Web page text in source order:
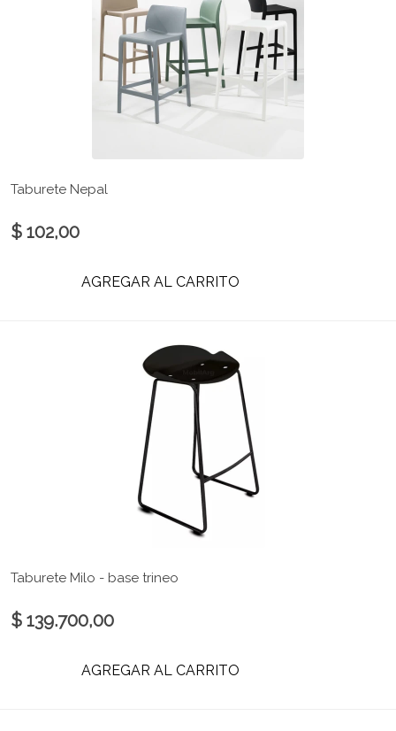
Taburete Nepal
$ 102,00
AGREGAR AL CARRITO
Taburete Milo - base trineo
$ 139.700,00
AGREGAR AL CARRITO